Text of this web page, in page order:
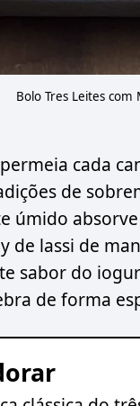
Bolo Tres Leites
cada
de
úmido
de lassi de
sabor do
de forma